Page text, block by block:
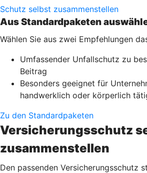
Schutz selbst zusammenstellen
Aus Standardpaketen
Wählen Sie aus zwei Empfehlungen
Umfassender Unfallschutz zu
Beitrag
Besonders geeignet für
handwerklich oder körperlich
Zu den Standardpaketen
Versicherungsschutz
zusammenstellen
Den passenden Versicherungsschutz